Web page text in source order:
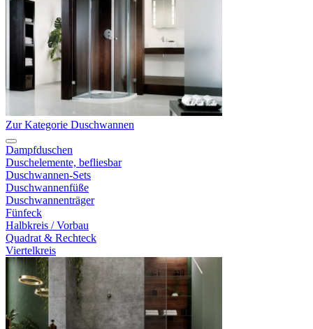
Zur Kategorie Duschwannen
Dampfduschen
Duschelemente, befliesbar
Duschwannen-Sets
Duschwannenfüße
Duschwannenträger
Fünfeck
Halbkreis / Vorbau
Quadrat & Rechteck
Viertelkreis